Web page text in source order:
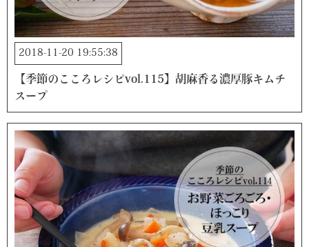
2018-11-20 19:55:38
【季節のこころレシピvol.115】胡麻香る濃厚豚キムチ
スープ